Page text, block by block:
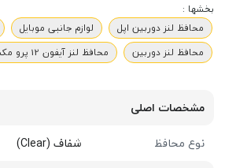
بخشها :
محافظ لنز دوربین اپل
لوازم جانبی موبایل
محافظ لنز دوربین
محافظ لنز آیفون 12 پرو مکس
مشخصات اصلی
نوع محافظ
شفاف (Clear)